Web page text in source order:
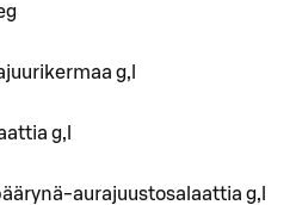
g,l
g,l
aurajuustosalaattia g,l